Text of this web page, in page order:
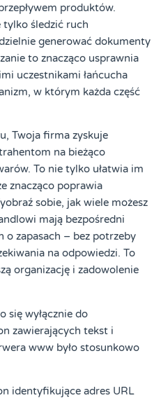
produktów.
tylko śledzić ruch
generować dokumenty
to znacząco usprawnia
uczestnikami łańcucha
w którym każda część
Twoja firma zyskuje
na bieżąco
To nie tylko ułatwia im
znacząco poprawia
sobie, jak wiele możesz
mają bezpośredni
o zapasach – bez potrzeby
na odpowiedzi. To
organizację i zadowolenie
się wyłącznie do
zawierających tekst i
www było stosunkowo
identyfikujące adres URL